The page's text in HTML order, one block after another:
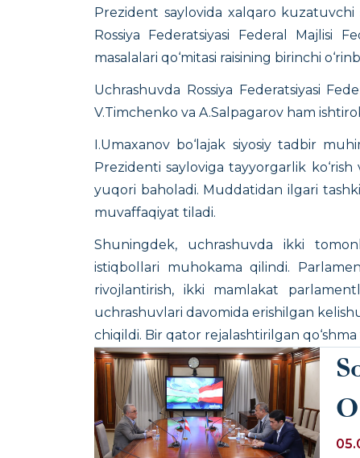
Prezident saylovida xalqaro
Rossiya Federatsiyasi Federal Majlisi
masalalari qo‘mitasi raisining birinchi
Uchrashuvda Rossiya Federatsiyasi
V.Timchenko va A.Salpagarov ham
I.Umaxanov bo‘lajak siyosiy tadbir
Prezidenti sayloviga tayyorgarlik ko‘rish
yuqori baholadi. Muddatidan ilgari
muvaffaqiyat tiladi.
Shuningdek, uchrashuvda ikki
istiqbollari muhokama qilindi.
rivojlantirish, ikki mamlakat
uchrashuvlari davomida erishilgan
chiqildi. Bir qator rejalashtirilgan